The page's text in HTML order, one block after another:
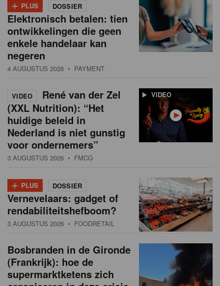
+ PLUS DOSSIER
Elektronisch betalen: tien
ontwikkelingen die geen
enkele handelaar kan
negeren
4 AUGUSTUS 2026 • PAYMENT
VIDEO
VIDEO
René van der Zel
(XXL Nutrition): “Het
huidige beleid in
Nederland is niet gunstig
voor ondernemers”
3 AUGUSTUS 2026 • FMCG
+ PLUS DOSSIER
Vernevelaars: gadget of
rendabiliteitshefboom?
3 AUGUSTUS 2026 • FOODRETAIL
Bosbranden in de Gironde
(Frankrijk): hoe de
supermarktketens zich